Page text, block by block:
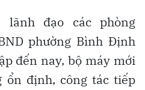
đạo các phòng
phường Bình Định
đến nay, bộ máy mới
ổn định, công tác tiếp